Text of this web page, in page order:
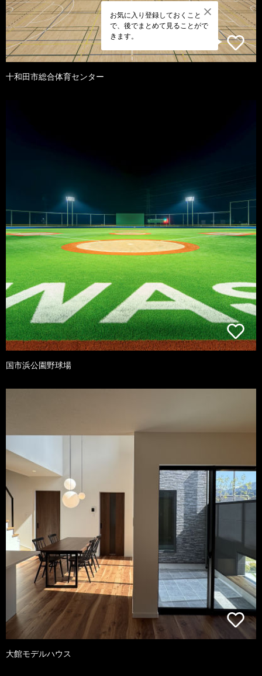
お気に入り登録しておくこと
で、後でまとめて見ることがで
きます。
十和田市総合体育センター
国市浜公園野球場
大館モデルハウス